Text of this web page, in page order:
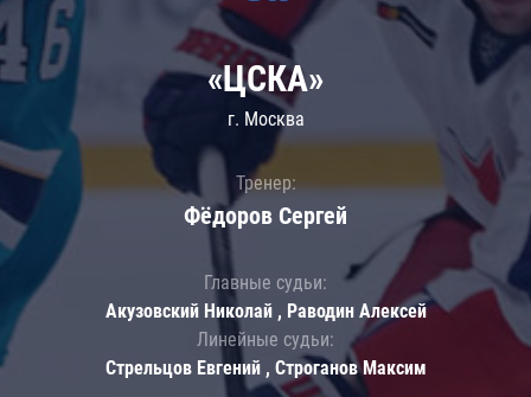
«ЦСКА»
г. Москва
Тренер:
Фёдоров Сергей
Главные судьи:
Акузовский Николай , Раводин Алексей
Линейные судьи:
Стрельцов Евгений , Строганов Максим